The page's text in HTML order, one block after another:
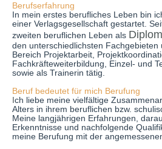
Berufserfahrung
In mein erstes berufliches Leben bin
einer Verlagsgesellschaft gestartet.
zweiten beruflichen Leben als
den unterschiedlichsten Fachgebieten
Bereich Projektarbeit,
Fachkräfteweiterbildung, Einzel- und
sowie als Trainerin tätig.
Beruf bedeutet für mich Berufung
Ich liebe meine vielfältige
Alters in ihrem beruflichen bzw.
Meine langjährigen Erfahrungen,
Erkenntnisse und nachfolgende
meine Berufung mit der